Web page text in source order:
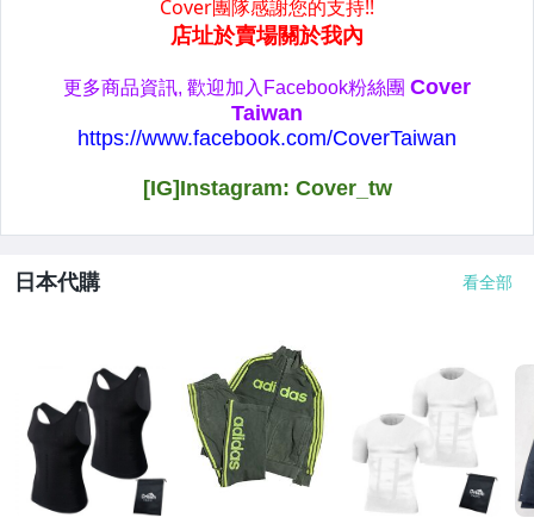
日本代購 看全部